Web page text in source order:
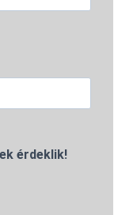
érdeklik!